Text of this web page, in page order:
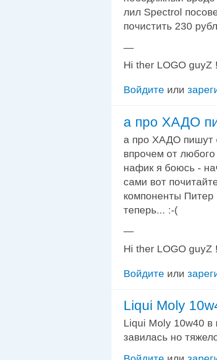
лил Spectrol
почистить 230
—
Hi ther LOGO guyZ
Войдите или
а про ХАДО
а про ХАДО пишут
впрочем от
нафик я боюсь -
сами вот
компоненты Питер
теперь... :-(
—
Hi ther LOGO guyZ
Войдите или
Liqui Moly
Liqui Moly 10w40 в
завилась но